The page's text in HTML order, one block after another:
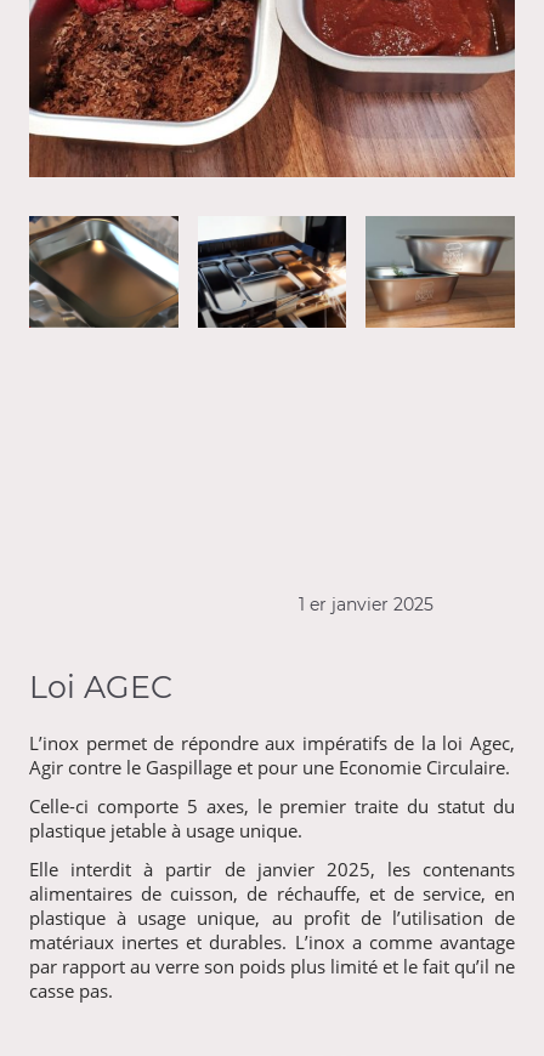
1 er janvier 2025
Loi AGEC
L’inox permet de répondre aux impératifs de la loi Agec,
Agir contre le Gaspillage et pour une Economie Circulaire.
Celle-ci comporte 5 axes, le premier traite du statut du
plastique jetable à usage unique.
Elle interdit à partir de janvier 2025, les contenants
alimentaires de cuisson, de réchauffe, et de service, en
plastique à usage unique, au profit de l’utilisation de
matériaux inertes et durables. L’inox a comme avantage
par rapport au verre son poids plus limité et le fait qu’il ne
casse pas.